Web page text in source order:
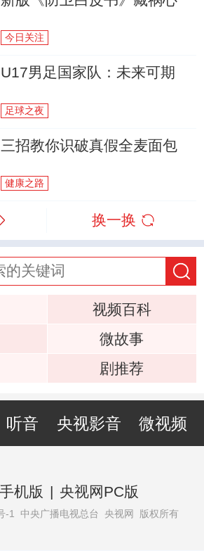
今日关注
U17男足国家队：未来可期
足球之夜
三招教你识破真假全麦面包
健康之路
换一换
视频百科
微故事
剧推荐
听音 央视影音 微视频
机版 | 央视网PC版
-1 中央广播电视总台 央视网 版权所有